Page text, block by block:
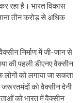
रहा है। भारत विकास
तीन करोड़ से अधिक
निर्माण में जी-जान से
की पहली डीएनए वैक्सीन
को लगाया जा सकता
को वैक्सीन देनी
को भारत में वैक्सीन